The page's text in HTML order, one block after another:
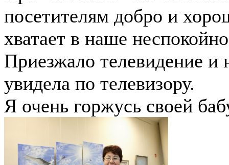
посетителям добро и
хватает в наше
Приезжало телевидение
увидела по телевизору.
Я очень горжусь своей